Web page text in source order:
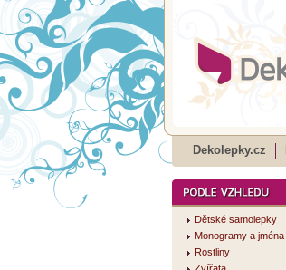
Dekolepky.cz
Dětské samolepky
Monogramy a jména
Rostliny